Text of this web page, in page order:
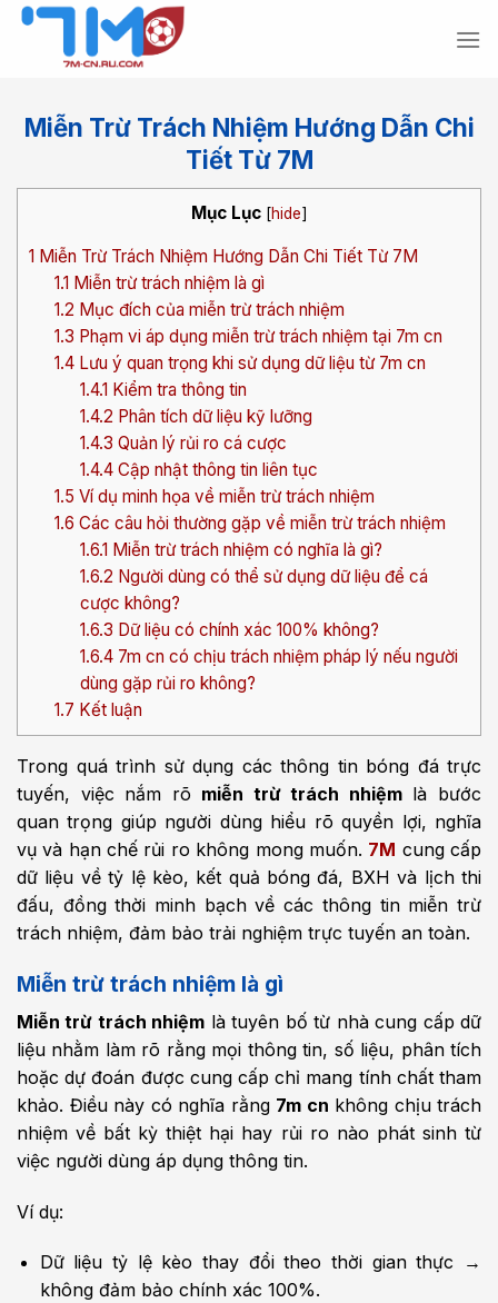
Bỏ
Miễn Trừ Trách Nhiệm Hướng Dẫn Chi
Tiết Từ 7M
Mục Lục [hide]
1 Miễn Trừ Trách Nhiệm Hướng Dẫn Chi Tiết Từ 7M
1.1 Miễn trừ trách nhiệm là gì
1.2 Mục đích của miễn trừ trách nhiệm
1.3 Phạm vi áp dụng miễn trừ trách nhiệm tại 7m cn
1.4Lưu ý quan trọng khi sử dụng dữ liệu từ 7m cn
1.4.1 Kiểm tra thông tin
1.4.2 Phân tích dữ liệu kỹ lưỡng
1.4.3 Quản lý rủi ro cá cược
1.4.4Cập nhật thông tin liên tục
1.5 Ví dụ minh họa về miễn trừ trách nhiệm
1.6 Các câu hỏi thường gặp về miễn trừ trách nhiệm
1.6.1 Miễn trừ trách nhiệm có nghĩa là gì?
1.6.2 Người dùng có thể sử dụng dữ liệu để cá
cược không?
1.6.3 Dữ liệu có chính xác 100% không?
1.6.47m cn có chịu trách nhiệm pháp lý nếu người
dùng gặp rủi ro không?
1.7 Kết luận
Trong quá trình sử dụng các thông tin bóng đá trực
tuyến, việc nắm rõ miễn trừ trách nhiệmlà bước
quan trọng giúp người dùng hiểu rõ quyền lợi, nghĩa
vụ và hạn chế rủi ro không mong muốn. 7M cung cấp
dữ liệu về tỷ lệ kèo, kết quả bóng đá, BXH và lịch thi
đấu, đồng thời minh bạch về các thông tin miễn trừ
trách nhiệm, đảm bảo trải nghiệm trực tuyến an toàn.
Miễn trừ trách nhiệm là gì
Miễn trừ trách nhiệm là tuyên bố từ nhà cung cấp dữ
liệu nhằm làm rõ rằng mọi thông tin, số liệu, phân tích
hoặc dự đoán được cung cấp chỉ mang tính chất tham
khảo. Điều này có nghĩa rằng 7m cn không chịu trách
nhiệm về bất kỳ thiệt hại hay rủi ro nào phát sinh từ
việc người dùng áp dụng thông tin.
Ví dụ:
Dữ liệu tỷ lệ kèo thay đổi theo thời gian thực →
không đảm bảo chính xác 100%.